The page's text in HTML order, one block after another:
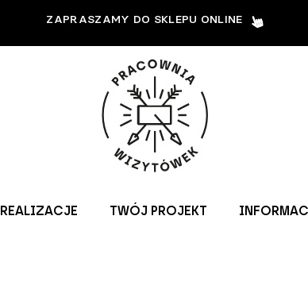
ZAPRASZAMY DO SKLEPU ONLINE
REALIZACJE TWÓJ PROJEKT